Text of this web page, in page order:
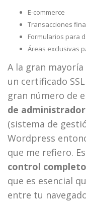
E-commerce
Transacciones
Formularios para
Áreas exclusivas
A la gran
un certificado
gran número de
de
(sistema de
Wordpress
que me refiero.
control completo
que es esencial
entre tu